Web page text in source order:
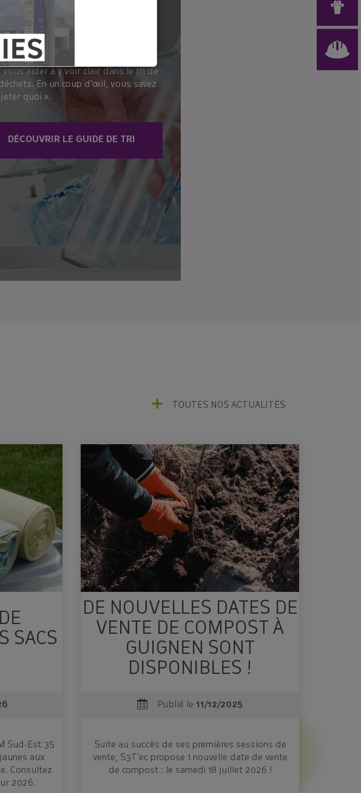
avec le compostage ! 💡
tri des déchets alimentaires, et
vous aider à y voir clair dans le tri de
En un coup d’œil, vous savez
jeter quoi ».
DÉCOUVRIR LE GUIDE DE TRI
TOUTES NOS ACTUALITÉS
SACS
Sud-Est 35
aux
Consultez
2026.
DE NOUVELLES DATES DE
VENTE DE COMPOST À
GUIGNEN SONT
DISPONIBLES !
Publié le 11/12/2025
Suite au succès de ses premières sessions de
vente, S3T’ec propose 1 nouvelle date de vente
de compost : le samedi 18 juillet 2026 !